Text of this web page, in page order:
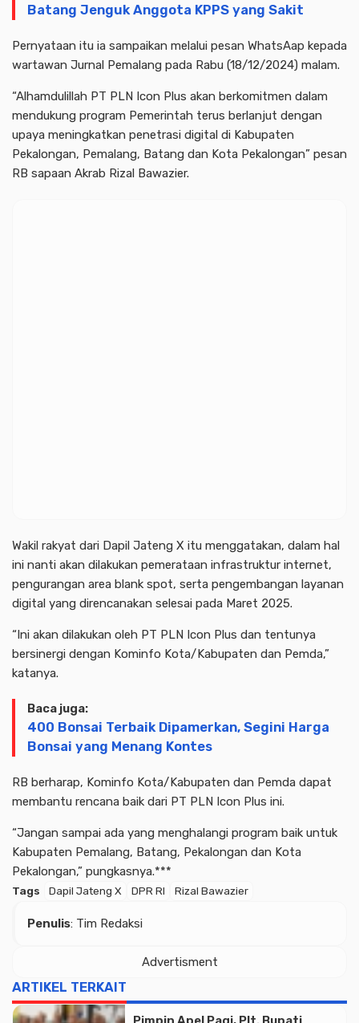
Batang Jenguk Anggota KPPS yang Sakit
Pernyataan itu ia sampaikan melalui pesan WhatsAap kepada
wartawan Jurnal Pemalang pada Rabu (18/12/2024) malam.
“Alhamdulillah PT PLN Icon Plus akan berkomitmen dalam
mendukung program Pemerintah terus berlanjut dengan
upaya meningkatkan penetrasi digital di Kabupaten
Pekalongan, Pemalang, Batang dan Kota Pekalongan” pesan
RB sapaan Akrab Rizal Bawazier.
Wakil rakyat dari Dapil Jateng X itu menggatakan, dalam hal
ini nanti akan dilakukan pemerataan infrastruktur internet,
pengurangan area blank spot, serta pengembangan layanan
digital yang direncanakan selesai pada Maret 2025.
“Ini akan dilakukan oleh PT PLN Icon Plus dan tentunya
bersinergi dengan Kominfo Kota/Kabupaten dan Pemda,”
katanya.
Baca juga:
400 Bonsai Terbaik Dipamerkan, Segini Harga
Bonsai yang Menang Kontes
RB berharap, Kominfo Kota/Kabupaten dan Pemda dapat
membantu rencana baik dari PT PLN Icon Plus ini.
“Jangan sampai ada yang menghalangi program baik untuk
Kabupaten Pemalang, Batang, Pekalongan dan Kota
Pekalongan,” pungkasnya.***
Tags Dapil Jateng X DPR RI Rizal Bawazier
Penulis: Tim Redaksi
Advertisment
ARTIKEL TERKAIT